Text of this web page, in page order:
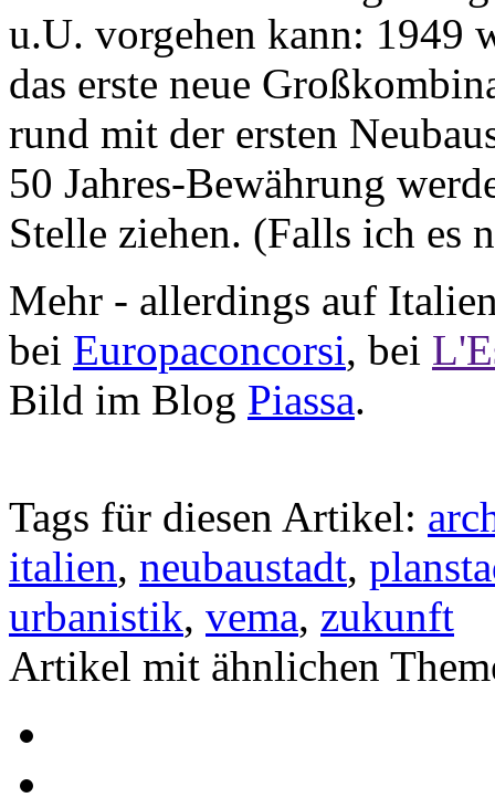
u.U. vorgehen kann: 1949
das erste neue
rund mit der ersten
50 Jahres-Bewährung
Stelle ziehen. (Falls ich es
Mehr - allerdings auf
bei Europaconcorsi, bei
Bild im Blog Piassa.
Tags für diesen Artikel:
italien, neubaustadt,
urbanistik, vema, zukunft
Artikel mit ähnlichen